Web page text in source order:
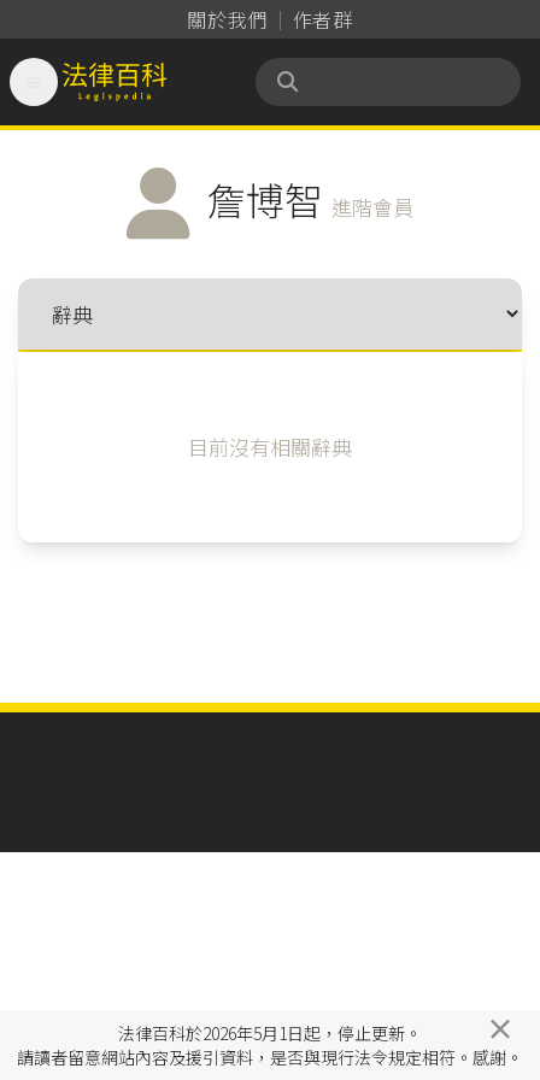
關於我們 作者群
法律百科 Legispedia
詹博智 進階會員
目前沒有相關辭典
法律百科於2026年5月1日起，停止更新。
請讀者留意網站內容及援引資料，是否與現行法令規定相符。感謝。
×